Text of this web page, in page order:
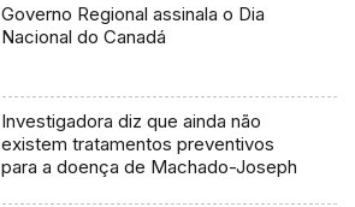
Governo Regional assinala o Dia
Nacional do Canadá
Investigadora diz que ainda não
existem tratamentos preventivos
para a doença de Machado-Joseph